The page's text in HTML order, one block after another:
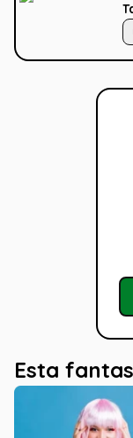
Esta